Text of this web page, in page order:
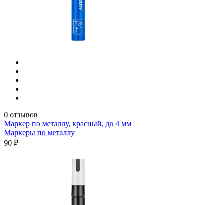
0 отзывов
Маркер по металлу, красный, до 4 мм
Маркеры по металлу
90 ₽